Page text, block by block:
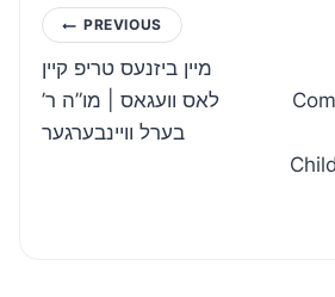
Post
navigation
PREVIOUS
מיין ביזנעס טריפ קיין
לאס וועגאס | מו”ה ר’
בערל וויינבערגער